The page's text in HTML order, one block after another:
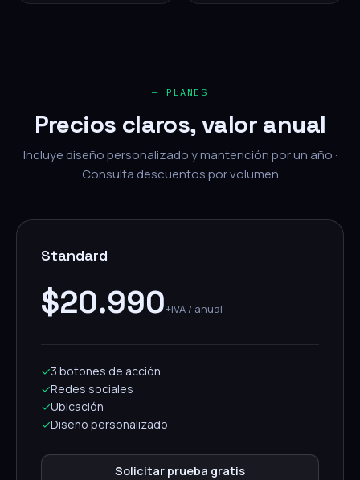
— PLANES
Precios claros, valor anual
Incluye diseño personalizado y mantención por un año ·
Consulta descuentos por volumen
Standard
$20.990+IVA / anual
✓3 botones de acción
✓Redes sociales
✓Ubicación
✓Diseño personalizado
Solicitar prueba gratis